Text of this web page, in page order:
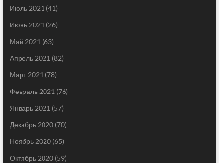
Июль 2021 (41)
Июнь 2021 (26)
Май 2021 (63)
Апрель 2021 (82)
Март 2021 (78)
Февраль 2021 (76)
Январь 2021 (57)
Декабрь 2020(70)
Ноябрь 2020(65)
Октябрь 2020(59)